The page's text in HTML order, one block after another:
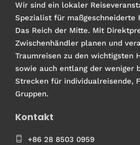
Wir sind ein lokaler
Spezialist für maßgeschneiderte
Das Reich der Mitte. Mit
Zwischenhändler planen und
Traumreisen zu den wichtigsten
sowie auch entlang der weniger
Strecken für individualreisende,
Gruppen.
Kontakt
+86 28 8503 0959